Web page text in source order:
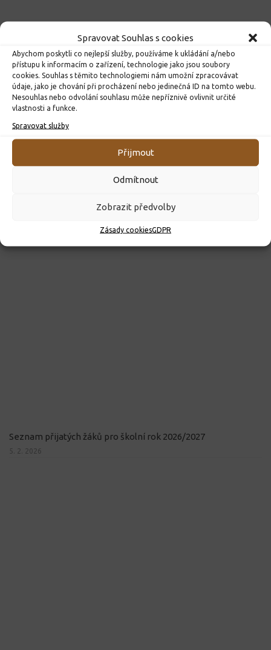
Spravovat Souhlas s cookies
Abychom poskytli co nejlepší služby, používáme k ukládání a/nebo
přístupu k informacím o zařízení, technologie jako jsou soubory
cookies. Souhlas s těmito technologiemi nám umožní zpracovávat
údaje, jako je chování při procházení nebo jedinečná ID na tomto webu.
Nesouhlas nebo odvolání souhlasu může nepříznivě ovlivnit určité
vlastnosti a funkce.
Spravovat služby
Přijmout
Odmítnout
Zobrazit předvolby
Zásady cookiesGDPR
10. 4. 2026
Seznam přijatých žáků pro školní rok 2026/2027
5. 2. 2026